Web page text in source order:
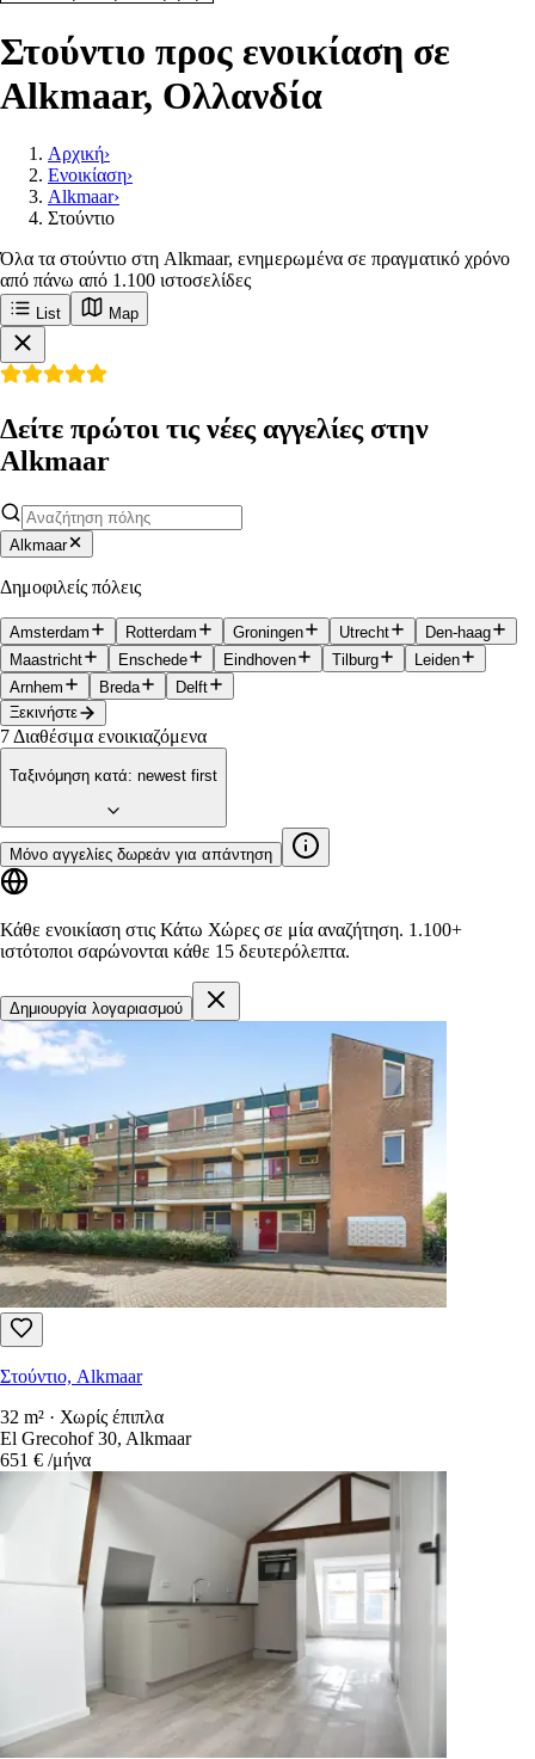
Στούντιο προς ενοικίαση σε
Alkmaar, Ολλανδία
Αρχική›
Ενοικίαση›
Alkmaar›
Στούντιο
Όλα τα στούντιο στη Alkmaar, ενημερωμένα σε πραγματικό χρόνο
από πάνω από 1.100 ιστοσελίδες
List Map
Δείτε πρώτοι τις νέες αγγελίες στην
Alkmaar
Alkmaar
Δημοφιλείς πόλεις
Amsterdam Rotterdam Groningen Utrecht
Den-haag
Maastricht
Enschede Eindhoven Tilburg
Leiden
Arnhem
Breda
Delft
Ξεκινήστε
7 Διαθέσιμα ενοικιαζόμενα
Ταξινόμηση κατά: newest first
Μόνο αγγελίες δωρεάν για απάντηση
Κάθε ενοικίαση στις Κάτω Χώρες σε μία αναζήτηση. 1.100+
ιστότοποι σαρώνονται κάθε 15 δευτερόλεπτα.
Δημιουργία λογαριασμού
Στούντιο, Alkmaar
32 m² · Χωρίς έπιπλα
El Grecohof 30, Alkmaar
651 € /μήνα